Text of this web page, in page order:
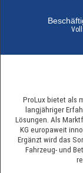
ProLux bietet als
langjähriger
Lösungen. Als
KG europaweit
Ergänzt wird das
Fahrzeug- und